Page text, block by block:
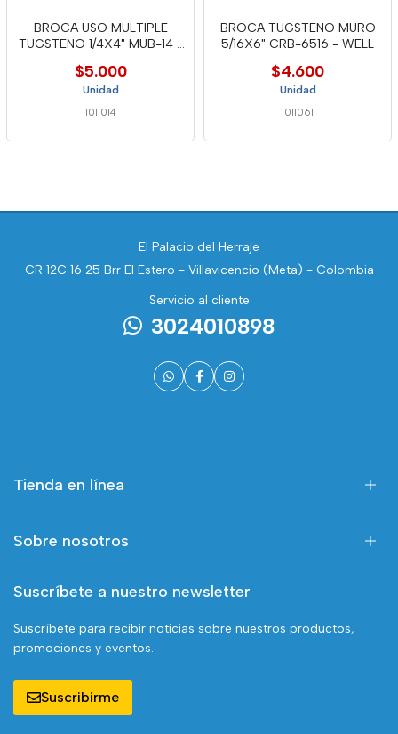
BROCA USO MULTIPLE
TUGSTENO 1/4X4" MUB-14 -
$5.000
Unidad
1011014
BROCA TUGSTENO MURO
5/16X6" CRB-6516 - WELL
$4.600
Unidad
1011061
El Palacio del Herraje
CR 12C 16 25 Brr El Estero - Villavicencio (Meta) - Colombia
Servicio al cliente
3024010898
Tienda en línea
Sobre nosotros
Suscríbete a nuestro newsletter
Suscríbete para recibir noticias sobre nuestros productos,
promociones y eventos.
Suscribirme